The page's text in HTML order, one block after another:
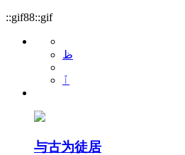
::gif88::gif
ظ
ٱ
与古为徒居